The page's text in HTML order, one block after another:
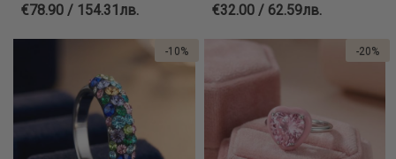
€78.90 / 154.31лв. €32.00 / 62.59лв.
-10% -20%